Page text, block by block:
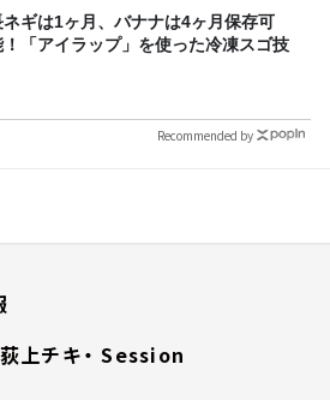
ネギは1ヶ月、バナナは4ヶ月保存可
！「アイラップ」を使った冷凍スゴ技
Recommended by
荻上チキ・ Session